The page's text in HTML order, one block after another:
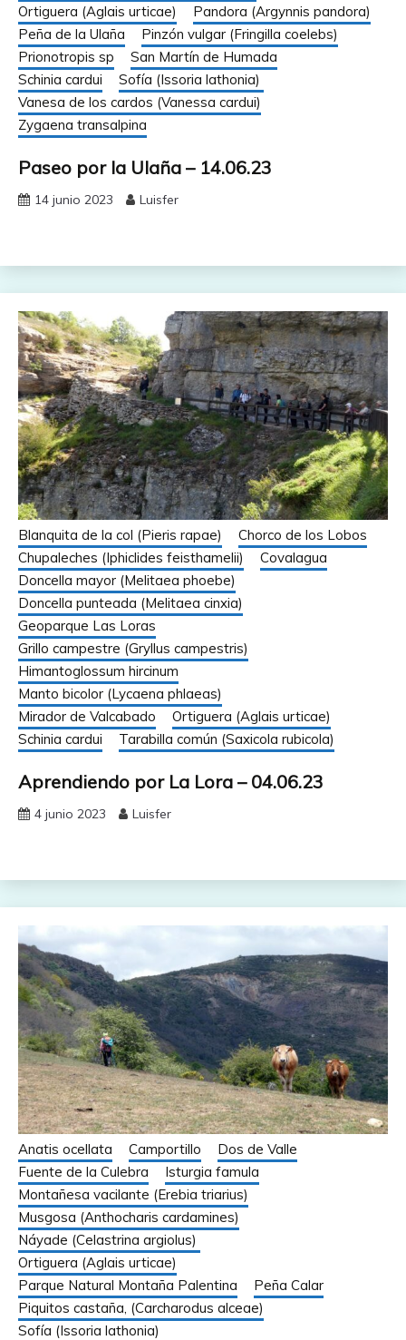
Ortiguera (Aglais urticae)
Pandora (Argynnis pandora)
Peña de la Ulaña
Pinzón vulgar (Fringilla coelebs)
Prionotropis sp
San Martín de Humada
Schinia cardui
Sofía (Issoria lathonia)
Vanesa de los cardos (Vanessa cardui)
Zygaena transalpina
Paseo por la Ulaña – 14.06.23
14 junio 2023 Luisfer
Blanquita de la col (Pieris rapae)
Chorco de los Lobos
Chupaleches (Iphiclides feisthamelii)
Covalagua
Doncella mayor (Melitaea phoebe)
Doncella punteada (Melitaea cinxia)
Geoparque Las Loras
Grillo campestre (Gryllus campestris)
Himantoglossum hircinum
Manto bicolor (Lycaena phlaeas)
Mirador de Valcabado
Ortiguera (Aglais urticae)
Schinia cardui
Tarabilla común (Saxicola rubicola)
Aprendiendo por La Lora – 04.06.23
4 junio 2023 Luisfer
Anatis ocellata Camportillo
Dos de Valle
Fuente de la Culebra
Isturgia famula
Montañesa vacilante (Erebia triarius)
Musgosa (Anthocharis cardamines)
Náyade (Celastrina argiolus)
Ortiguera (Aglais urticae)
Parque Natural Montaña Palentina
Peña Calar
Piquitos castaña, (Carcharodus alceae)
Sofía (Issoria lathonia)